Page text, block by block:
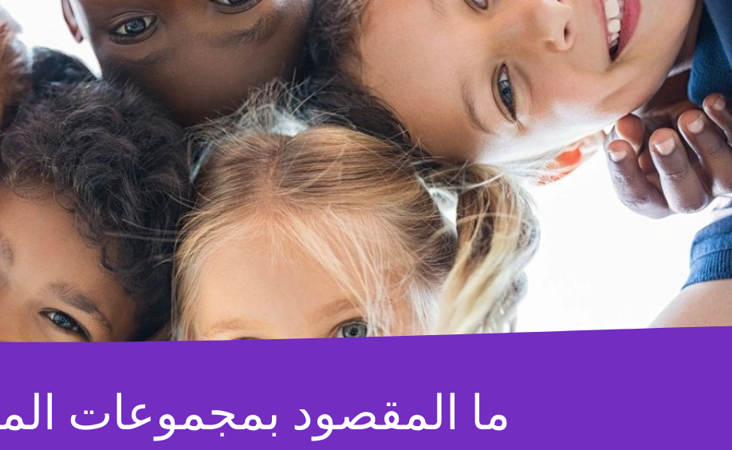
ما المقصود بمجموعات